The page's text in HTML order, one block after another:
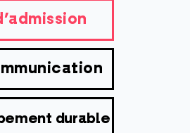
durable